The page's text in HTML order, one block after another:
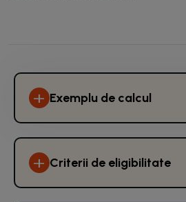
+ Exemplu de calcul
+ Criterii de eligibilitate